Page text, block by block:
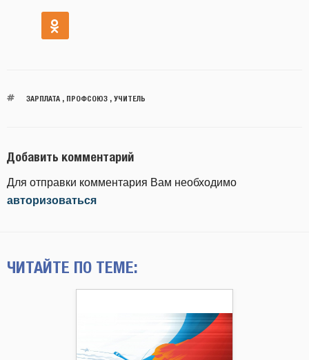
ЗАРПЛАТА, ПРОФСОЮЗ, УЧИТЕЛЬ
Добавить комментарий
Для отправки комментария Вам необходимо
авторизоваться
ЧИТАЙТЕ ПО ТЕМЕ: